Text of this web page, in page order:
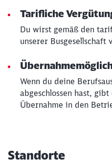
Tarifliche
Du wirst gemäß den
unserer Busgesellschaft
Wenn du deine
abgeschlossen hast,
Übernahme in den
Standorte
werden?
Abbrechen